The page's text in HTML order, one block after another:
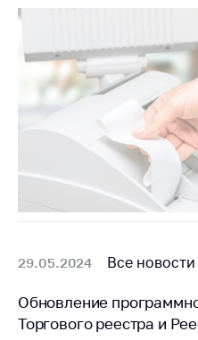
29.05.2024 Все новости
Обновление
Торгового реестра и